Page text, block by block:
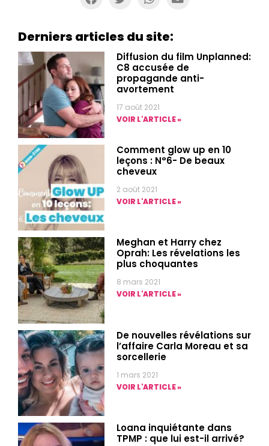
Derniers articles du site:
Diffusion du film Unplanned:
C8 accusée de
propagande anti-
avortement
17 août 2021
VOIR L'ARTICLE »
Comment glow up en 10
leçons : N°6- De beaux
cheveux
2 août 2021
VOIR L'ARTICLE »
Meghan et Harry chez
Oprah: Les révelations les
plus choquantes
8 mars 2021
VOIR L'ARTICLE »
De nouvelles révélations sur
l’affaire Carla Moreau et sa
sorcellerie
1 mars 2021
VOIR L'ARTICLE »
Loana inquiétante dans
TPMP : que lui est-il arrivé?